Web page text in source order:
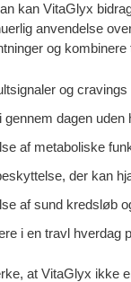
kan VitaGlyx
anvendelse
og
og
gennem dagen uden
af metaboliske
der kan
af sund kredsløb
i en travl hverdag
at VitaGlyx ikke